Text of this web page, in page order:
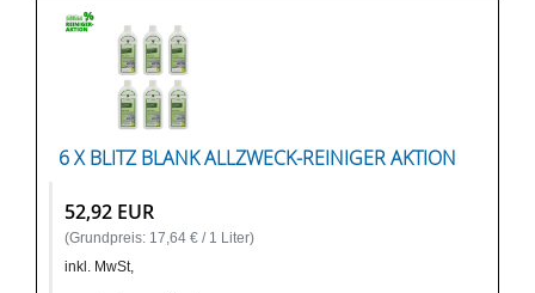
6 X BLITZ BLANK ALLZWECK-REINIGER AKTION
52,92 EUR
(Grundpreis: 17,64 € / 1 Liter)
inkl. MwSt,